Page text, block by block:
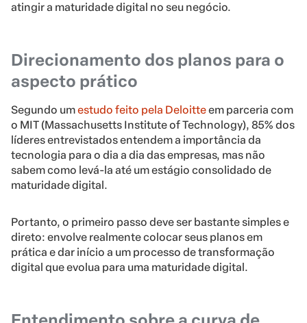
atingir a maturidade digital no seu negócio.
Direcionamento dos planos para o
aspecto prático
Segundo umestudo feito pela Deloitteem parceria com
o MIT (Massachusetts Institute of Technology), 85% dos
líderes entrevistados entendem a importância da
tecnologia para o dia a dia das empresas, mas não
sabem como levá-la até um estágio consolidado de
maturidade digital.
Portanto, o primeiro passo deve ser bastante simples e
direto: envolve realmente colocar seus planos em
prática e dar início a um processo de transformação
digital que evolua para uma maturidade digital.